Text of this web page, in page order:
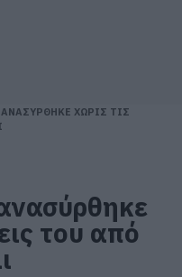
ΧΩΡΙΣ ΤΙΣ
του από